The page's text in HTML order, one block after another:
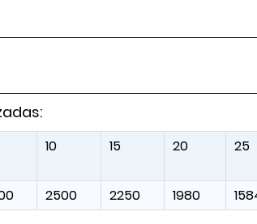
10 15 20 25
2500 2250 1980